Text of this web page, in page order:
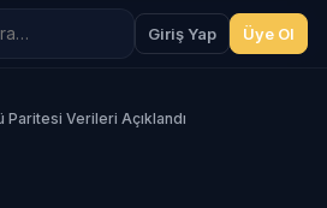
Giriş Yap Üye Ol
Paritesi Verileri Açıklandı